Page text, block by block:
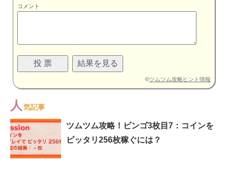
コメント
©ツムツム攻略ヒント情報
人 気記事
ツムツム攻略！ビンゴ3枚目7：コインを
ピッタリ256枚稼ぐには？